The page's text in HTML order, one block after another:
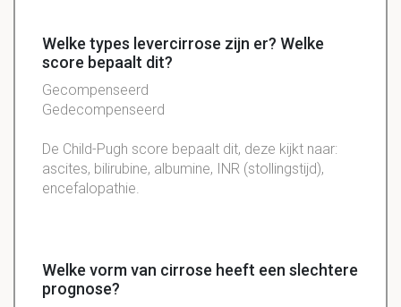
Welke types levercirrose zijn er? Welke
score bepaalt dit?
Gecompenseerd
Gedecompenseerd
De Child-Pugh score bepaalt dit, deze kijkt naar:
ascites, bilirubine, albumine, INR (stollingstijd),
encefalopathie.
Welke vorm van cirrose heeft een slechtere
prognose?